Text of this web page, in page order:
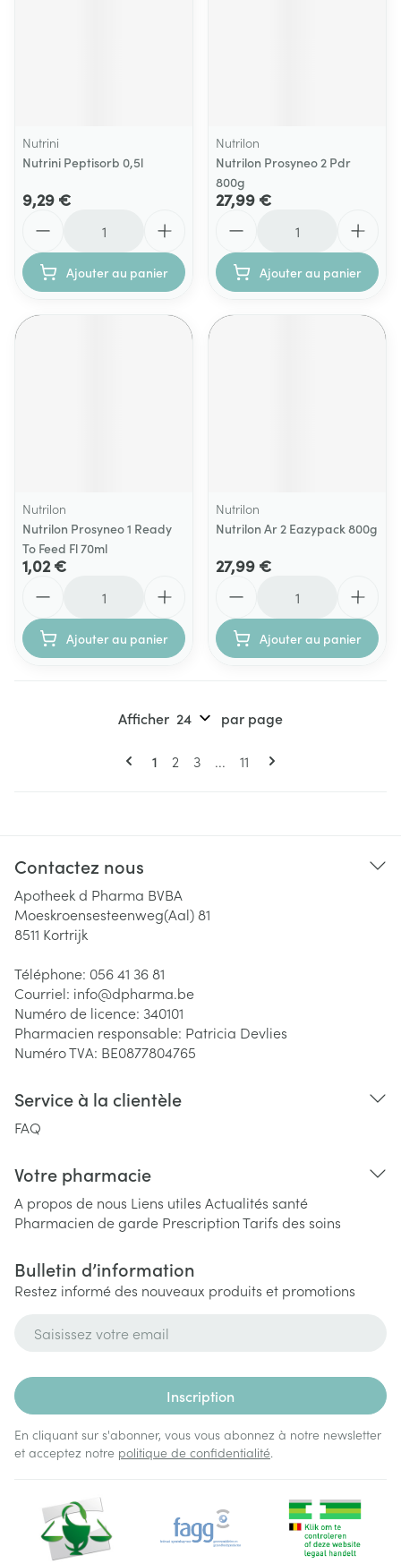
Nutrini
Nutrini Peptisorb 0,5l
9,29 €
Ajouter au panier
Nutrilon
Nutrilon Prosyneo 2 Pdr
800g
27,99 €
Ajouter au panier
Nutrilon
Nutrilon Prosyneo 1 Ready
To Feed Fl 70ml
1,02 €
Ajouter au panier
Nutrilon
Nutrilon Ar 2 Eazypack 800g
27,99 €
Ajouter au panier
Vous lisez actuellement la page
1 Page
2 Page
3 ... Page
11
Afficher par page
Contactez nous
Apotheek d Pharma BVBA
Moeskroensesteenweg(Aal) 81
8511 Kortrijk
Téléphone: 056 41 36 81
Courriel: info@dpharma.be
Numéro de licence: 340101
Pharmacien responsable: Patricia Devlies
Numéro TVA: BE0877804765
Service à la clientèle
FAQ
Votre pharmacie
A propos de nous Liens utiles Actualités santé
Pharmacien de garde PrescriptionTarifs des soins
Bulletin d’information
Restez informé des nouveaux produits et promotions
Inscription
En cliquant sur s'abonner, vous vous abonnez à notre newsletter
et acceptez notre politique de confidentialité.